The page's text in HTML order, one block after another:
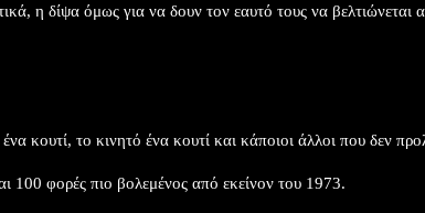
η δίψα όμως για να δουν τον εαυτό τους να βελτιώνεται
κουτί, το κινητό ένα κουτί και κάποιοι άλλοι που δεν
100 φορές πιο βολεμένος από εκείνον του 1973.​